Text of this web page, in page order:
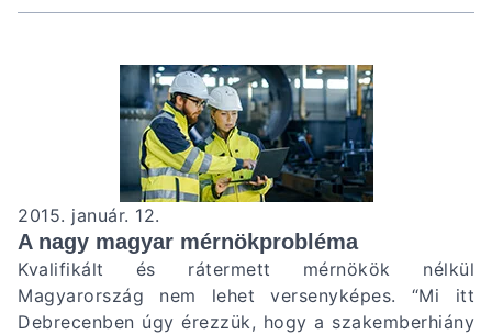
2015. január. 12.
A nagy magyar mérnökprobléma
Kvalifikált és rátermett mérnökök nélkül
Magyarország nem lehet versenyképes. “Mi itt
Debrecenben úgy érezzük, hogy a szakemberhiány